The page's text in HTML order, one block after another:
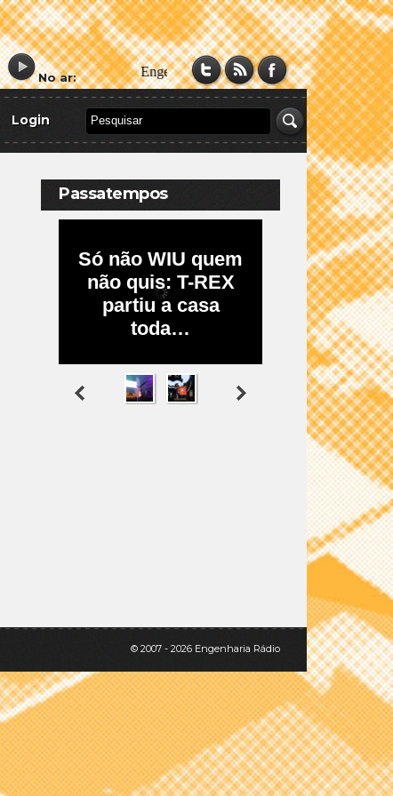
No ar:
Login
Passatempos
© 2007 - 2026 Engenharia Rádio